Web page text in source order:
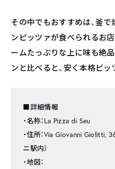
その中でもおすすめは、釜
ンピッツァが食べられるお店
ームたっぷりな上に味も絶
ンと比べると、安く本格ピッ
■詳細情報
・名称：La Pizza di Seu
・住所：Via Giovanni Giolitti,
ニ駅内）
・地図：